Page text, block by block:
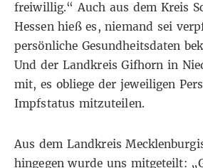
freiwillig.“ Auch aus dem Kreis
Hessen hieß es, niemand sei
persönliche Gesundheitsdaten
Und der Landkreis Gifhorn in
mit, es obliege der jeweiligen
Impfstatus mitzuteilen.
Aus dem Landkreis
hingegen wurde uns mitgeteilt: